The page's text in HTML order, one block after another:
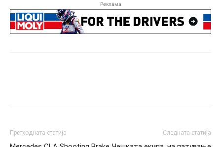
Реклама
Претходната статија Следната статија